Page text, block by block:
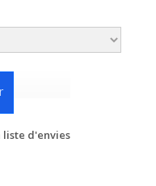
liste d'envies